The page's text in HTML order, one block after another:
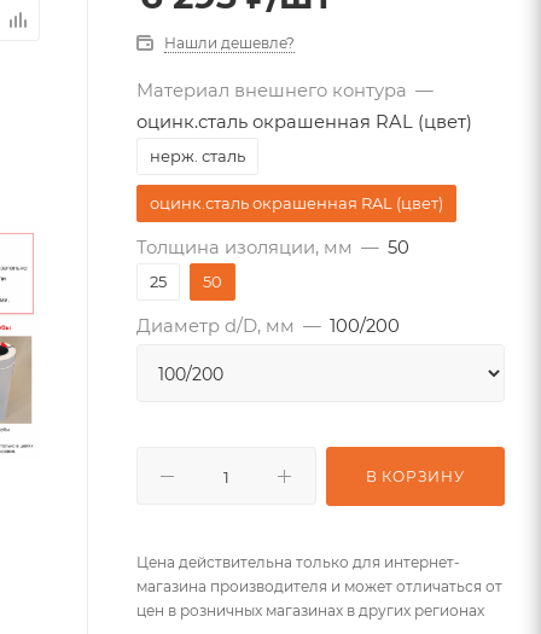
Нашли дешевле?
Материал внешнего контура —
оцинк.сталь окрашенная RAL (цвет)
нерж. сталь
оцинк.сталь окрашенная RAL (цвет)
Толщина изоляции, мм — 50
25 50
Диаметр d/D, мм — 100/200
В КОРЗИНУ
Цена действительна только для интернет-
магазина производителя и может отличаться от
цен в розничных магазинах в других регионах